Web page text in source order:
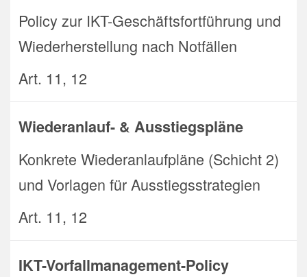
Policy zur IKT-Geschäftsfortführung und
Wiederherstellung nach Notfällen
Art. 11, 12
Wiederanlauf- & Ausstiegspläne
Konkrete Wiederanlaufpläne (Schicht 2)
und Vorlagen für Ausstiegsstrategien
Art. 11, 12
IKT-Vorfallmanagement-Policy